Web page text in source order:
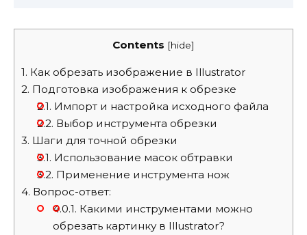
Contents [hide]
1. Как обрезать изображение в Illustrator
2. Подготовка изображения к обрезке
2.1. Импорт и настройка исходного файла
2.2. Выбор инструмента обрезки
3. Шаги для точной обрезки
3.1. Использование масок обтравки
3.2. Применение инструмента нож
4. Вопрос-ответ:
4.0.1. Какими инструментами можно
обрезать картинку в Illustrator?